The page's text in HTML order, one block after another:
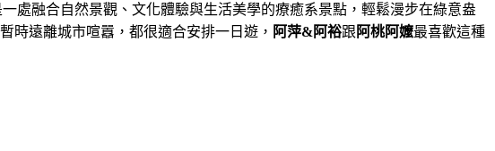
一處融合自然景觀、文化體驗與生活美學的療癒系景點，輕鬆漫步在綠意盎
時遠離城市喧囂，都很適合安排一日遊， 阿萍&阿裕跟 阿桃阿嬤最喜歡這種